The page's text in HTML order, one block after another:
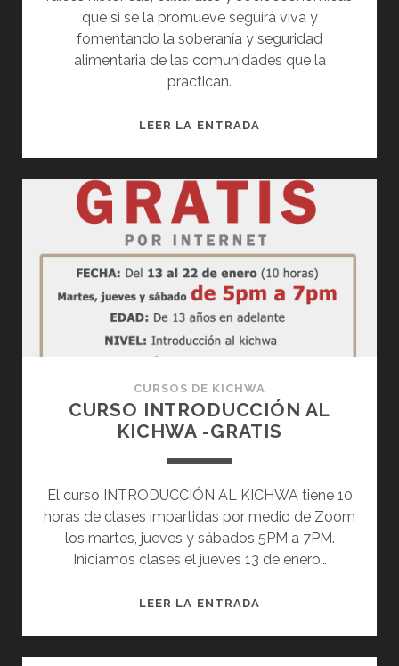
que si se la promueve seguirá viva y
fomentando la soberanía y seguridad
alimentaria de las comunidades que la
practican.
LEER LA ENTRADA
UNA
PRÁCTICA
DE
RECIPROCIDAD
QUE
SE
FORTALECIÓ
PANDEMIA
DEL
CURSOS DE KICHWA
CURSO INTRODUCCIÓN AL
KICHWA -GRATIS
El curso INTRODUCCIÓN AL KICHWA tiene 10
horas de clases impartidas por medio de Zoom
los martes, jueves y sábados 5PM a 7PM.
Iniciamos clases el jueves 13 de enero…
LEER LA ENTRADA